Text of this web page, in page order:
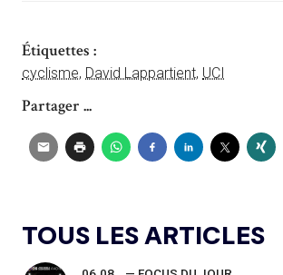
Étiquettes :
cyclisme, David Lappartient, UCI
Partager ...
TOUS LES ARTICLES